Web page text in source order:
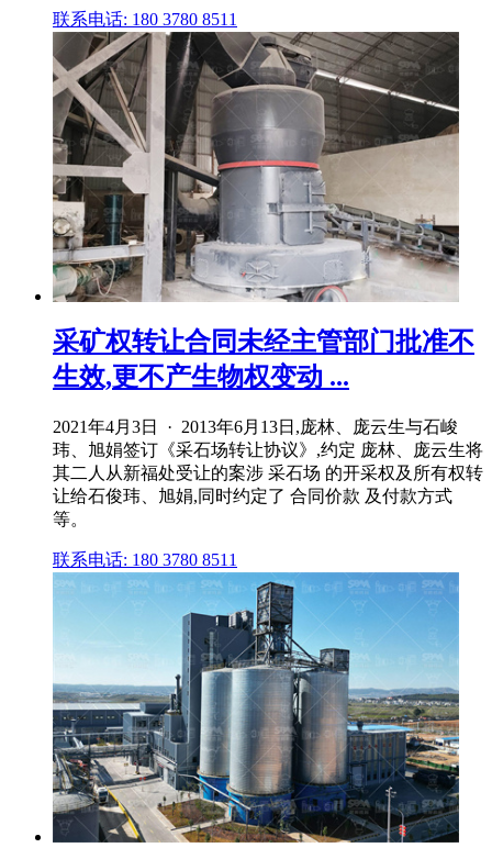
联系电话: 180 3780 8511
采矿权转让合同未经主管部门批准不
生效,更不产生物权变动 ...
2021年4月3日 · 2013年6月13日,庞林、庞云生与石峻
玮、旭娟签订《采石场转让协议》,约定 庞林、庞云生将
其二人从新福处受让的案涉 采石场 的开采权及所有权转
让给石俊玮、旭娟,同时约定了 合同价款 及付款方式
等。
联系电话: 180 3780 8511